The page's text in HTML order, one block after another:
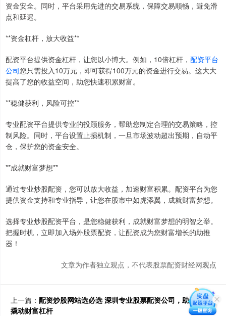
资金安全。同时，平台采用先进的交易系统，保障交易顺畅，避免滑
点和延迟。
**资金杠杆，放大收益**
配资平台提供资金杠杆，让您以小博大。例如，10倍杠杆， 配资平台
公司您只需投入10万元，即可获得100万元的资金进行交易。这大大
提高了您的收益空间，助您快速积累财富。
**稳健获利，风险可控**
专业配资平台提供专业的投顾服务，帮助您制定合理的交易策略，控
制风险。同时，平台设置止损机制，一旦市场波动超出预期，自动平
仓，保护您的资金安全。
**成就财富梦想**
通过专业炒股配资，您可以放大收益，加速财富积累。配资平台为您
提供资金支持和专业指导，让您在股市中如虎添翼，成就财富梦想。
选择专业炒股配资平台，是您稳健获利，成就财富梦想的明智之举。
把握时机，立即加入场外股票配资，让配资成为您财富增长的助推
器！
文章为作者独立观点，不代表股票配资财经网观点
上一篇： 配资炒股网站选必选 深圳专业股票配资公司，助您轻松
撬动财富杠杆